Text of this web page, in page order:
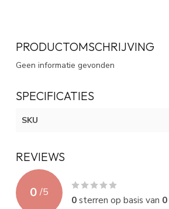
PRODUCTOMSCHRIJVING
Geen informatie gevonden
SPECIFICATIES
SKU
REVIEWS
0 /5
0sterren op basis van 0